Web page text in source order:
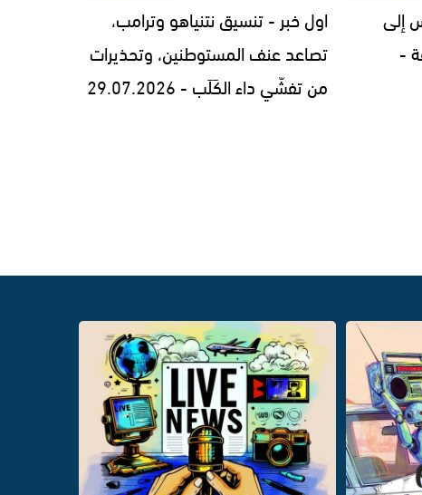
إلى
-
اول خبر - تنسيق نتنياهو وترامب،
تصاعد عنف المستوطنين، وتحذيرات
من تفشّي داء الكَلَب - 29.07.2026